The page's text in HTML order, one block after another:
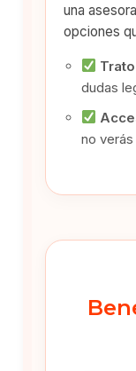
una
opciones
dudas
no